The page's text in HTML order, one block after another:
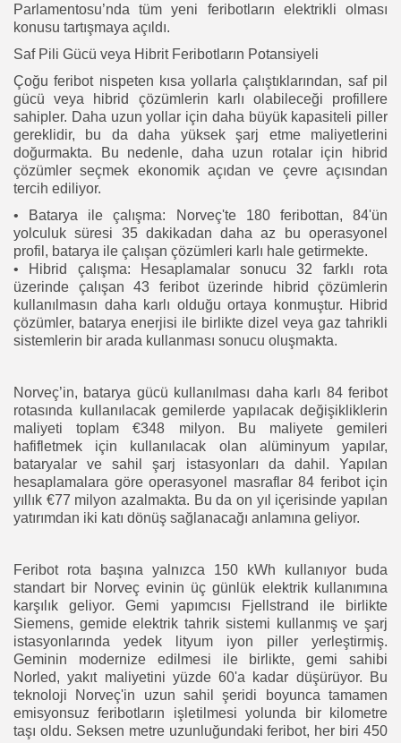
Parlamentosu’nda tüm yeni feribotların elektrikli olması
konusu tartışmaya açıldı.
Saf Pili Gücü veya Hibrit Feribotların Potansiyeli
Çoğu feribot nispeten kısa yollarla çalıştıklarından, saf pil
gücü veya hibrid çözümlerin karlı olabileceği profillere
sahipler. Daha uzun yollar için daha büyük kapasiteli piller
gereklidir, bu da daha yüksek şarj etme maliyetlerini
doğurmakta. Bu nedenle, daha uzun rotalar için hibrid
çözümler seçmek ekonomik açıdan ve çevre açısından
tercih ediliyor.
• Batarya ile çalışma: Norveç'te 180 feribottan, 84'ün
yolculuk süresi 35 dakikadan daha az bu operasyonel
profil, batarya ile çalışan çözümleri karlı hale getirmekte.
• Hibrid çalışma: Hesaplamalar sonucu 32 farklı rota
üzerinde çalışan 43 feribot üzerinde hibrid çözümlerin
kullanılmasın daha karlı olduğu ortaya konmuştur. Hibrid
çözümler, batarya enerjisi ile birlikte dizel veya gaz tahrikli
sistemlerin bir arada kullanması sonucu oluşmakta.
Norveç’in, batarya gücü kullanılması daha karlı 84 feribot
rotasında kullanılacak gemilerde yapılacak değişikliklerin
maliyeti toplam €348 milyon. Bu maliyete gemileri
hafifletmek için kullanılacak olan alüminyum yapılar,
bataryalar ve sahil şarj istasyonları da dahil. Yapılan
hesaplamalara göre operasyonel masraflar 84 feribot için
yıllık €77 milyon azalmakta. Bu da on yıl içerisinde yapılan
yatırımdan iki katı dönüş sağlanacağı anlamına geliyor.
Feribot rota başına yalnızca 150 kWh kullanıyor buda
standart bir Norveç evinin üç günlük elektrik kullanımına
karşılık geliyor. Gemi yapımcısı Fjellstrand ile birlikte
Siemens, gemide elektrik tahrik sistemi kullanmış ve şarj
istasyonlarında yedek lityum iyon piller yerleştirmiş.
Geminin modernize edilmesi ile birlikte, gemi sahibi
Norled, yakıt maliyetini yüzde 60'a kadar düşürüyor. Bu
teknoloji Norveç'in uzun sahil şeridi boyunca tamamen
emisyonsuz feribotların işletilmesi yolunda bir kilometre
taşı oldu. Seksen metre uzunluğundaki feribot, her biri 450